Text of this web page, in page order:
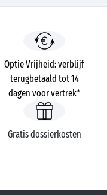
Optie Vrijheid: verblijf
terugbetaald tot 14
dagen voor vertrek*
Gratis dossierkosten